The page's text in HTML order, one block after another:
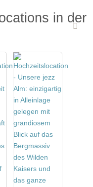
in der